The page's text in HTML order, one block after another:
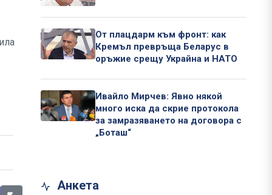
От плацдарм към фронт: как
Кремъл превръща Беларус в
оръжие срещу Украйна и НАТО
Ивайло Мирчев: Явно някой
много иска да скрие протокола
за замразяването на договора с
„Боташ“
Анкета